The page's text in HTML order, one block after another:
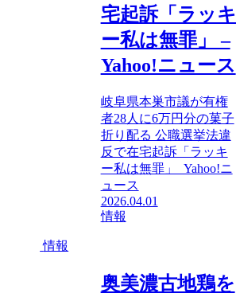
宅起訴「ラッキ
ー私は無罪」 –
Yahoo!ニュース
岐阜県本巣市議が有権
者28人に6万円分の菓子
折り配る 公職選挙法違
反で在宅起訴「ラッキ
ー私は無罪」 Yahoo!ニ
ュース
2026.04.01
情報
情報
奥美濃古地鶏を